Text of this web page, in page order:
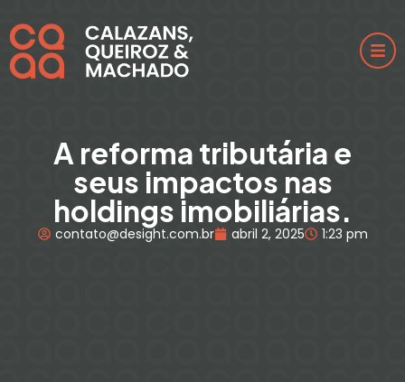
A reforma tributária e
seus impactos nas
holdings imobiliárias.
contato@desight.com.br abril 2, 2025 1:23 pm